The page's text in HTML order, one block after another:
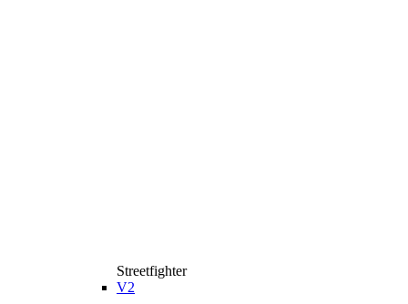
Streetfighter
V2